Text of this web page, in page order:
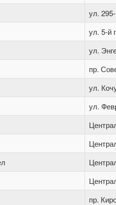
ул.
ул. 5-й
ул.
пр.
ул.
ул.
пр.